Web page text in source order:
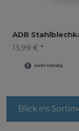
ADB
13,99 € *
Blick ins